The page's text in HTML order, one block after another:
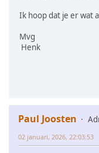
Ik hoop dat je er wat
Mvg
Henk
Paul Joosten
02 januari, 2026, 22:03:53